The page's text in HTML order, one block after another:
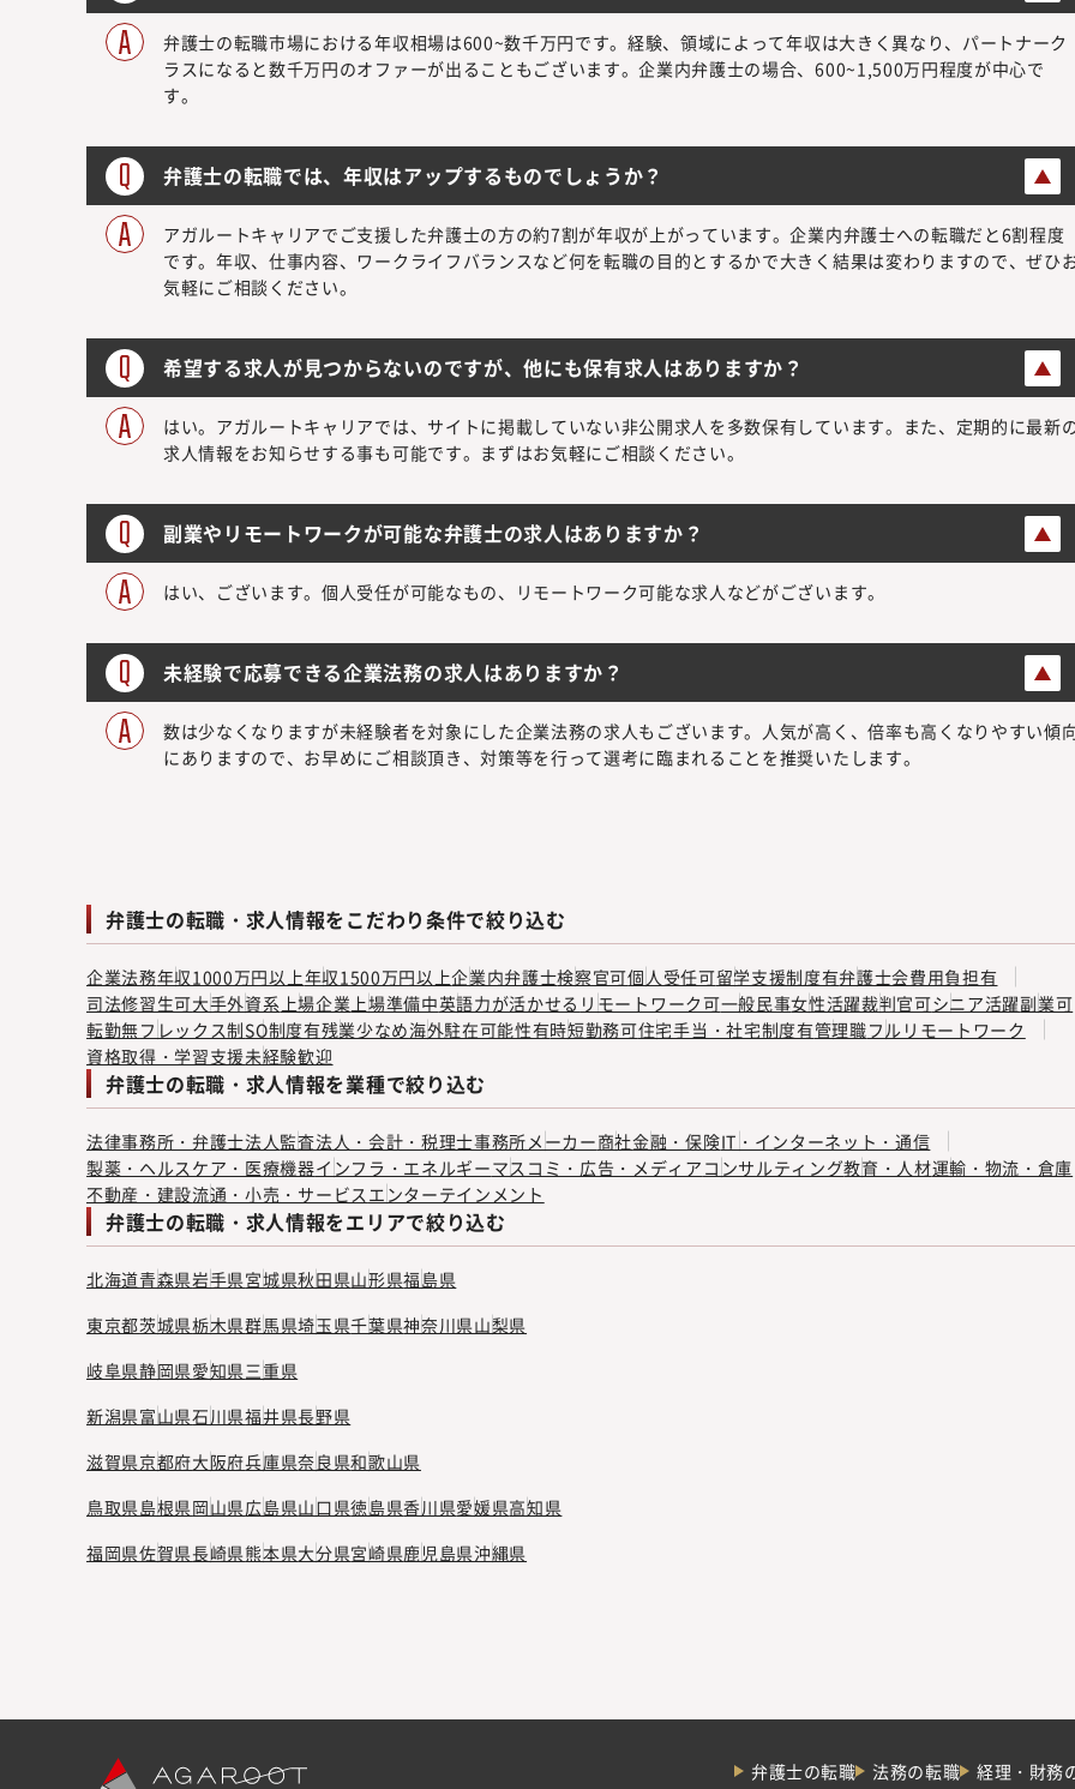
弁護士の転職市場における年収相場は600~数千万円です。経験、領域によって年収は大きく異なり、パートナーク
ラスになると数千万円のオファーが出ることもございます。企業内弁護士の場合、600~1,500万円程度が中心で
す。
弁護士の転職では、年収はアップするものでしょうか？
アガルートキャリアでご支援した弁護士の方の約7割が年収が上がっています。企業内弁護士への転職だと6割程度
です。年収、仕事内容、ワークライフバランスなど何を転職の目的とするかで大きく結果は変わりますので、ぜひ
気軽にご相談ください。
希望する求人が見つからないのですが、他にも保有求人はありますか？
はい。アガルートキャリアでは、サイトに掲載していない非公開求人を多数保有しています。また、定期的に最新
求人情報をお知らせする事も可能です。まずはお気軽にご相談ください。
副業やリモートワークが可能な弁護士の求人はありますか？
はい、ございます。個人受任が可能なもの、リモートワーク可能な求人などがございます。
未経験で応募できる企業法務の求人はありますか？
数は少なくなりますが未経験者を対象にした企業法務の求人もございます。人気が高く、倍率も高くなりやすい傾
にありますので、お早めにご相談頂き、対策等を行って選考に臨まれることを推奨いたします。
弁護士の転職・求人情報をこだわり条件で絞り込む
企業法務年収1000万円以上年収1500万円以上企業内弁護士検察官可個人受任可留学支援制度有弁護士会費用負担有
司法修習生可大手外資系 上場企業 上場準備中英語力が活かせる リモートワーク可一般民事女性活躍裁判官可シニア活躍副業可
転勤無フレックス制SO制度有残業少なめ海外駐在可能性有時短勤務可住宅手当・社宅制度有管理職フルリモートワーク
資格取得・学習支援未経験歓迎
弁護士の転職・求人情報を業種で絞り込む
法律事務所・弁護士法人監査法人・会計・税理士事務所メーカー商社金融・保険IT・インターネット・通信
製薬・ヘルスケア・医療機器インフラ・エネルギーマスコミ・広告・メディア コンサルティング教育・人材運輸・物流・倉庫
不動産・建設流通・小売・サービス エンターテインメント
弁護士の転職・求人情報をエリアで絞り込む
北海道青森県岩手県宮城県秋田県山形県福島県
東京都茨城県栃木県群馬県埼玉県千葉県神奈川県山梨県
岐阜県静岡県愛知県三重県
新潟県富山県石川県福井県長野県
滋賀県京都府大阪府兵庫県奈良県和歌山県
鳥取県島根県岡山県広島県山口県徳島県香川県愛媛県高知県
福岡県佐賀県長崎県熊本県大分県宮崎県鹿児島県沖縄県
弁護士の転職 法務の転職
経理・財務